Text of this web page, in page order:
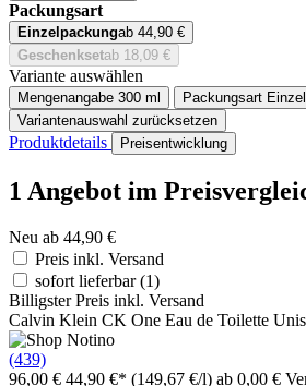
Packungsart
Einzelpackungab 44,90 €
Geschenksetab 18,09 €
Variante auswählen
Mengenangabe 300 ml Packungsart
Variantenauswahl zurücksetzen
Produktdetails Preisentwicklung
1 Angebot im
Neu ab 44,90 €
Preis inkl. Versand
sofort lieferbar(1)
Billigster Preis inkl. Versand
Calvin Klein CK One Eau de Toilette
(439)
96,00 € 44,90 €* (149,67 €/l) ab 0,00 €